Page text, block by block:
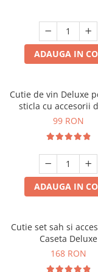
ADAUGA IN
Cutie de vin Deluxe
sticla cu accesorii
incluse piele99 RON
ADAUGA IN
Cutie set sah si
Caseta Deluxe
168 RON